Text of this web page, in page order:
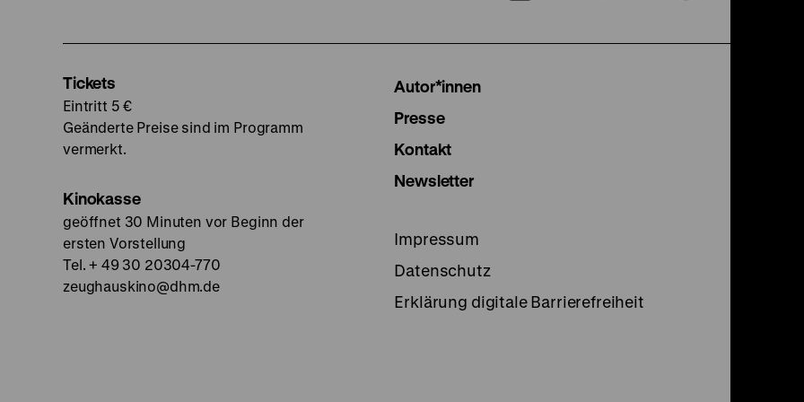
Tickets
Eintritt 5 €
Geänderte Preise sind im Programm
vermerkt.
Kinokasse
geöffnet 30 Minuten vor Beginn der
ersten Vorstellung
Tel. + 49 30 20304-770
zeughauskino@dhm.de
Autor*innen
Presse
Kontakt
Newsletter
Impressum
Datenschutz
Erklärung digitale Barrierefreiheit